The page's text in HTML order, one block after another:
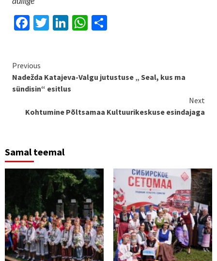
Facebook
Twitter
LinkedIn
WhatsApp
Continue
Reading
Previous
Nadežda Katajeva-Valgu jutustuse „ Seal, kus ma
sündisin“ esitlus
Next
Kohtumine Põltsamaa Kultuurikeskuse esindajaga
Samal teemal